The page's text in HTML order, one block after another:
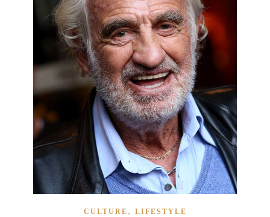
CULTURE , LIFESTYLE